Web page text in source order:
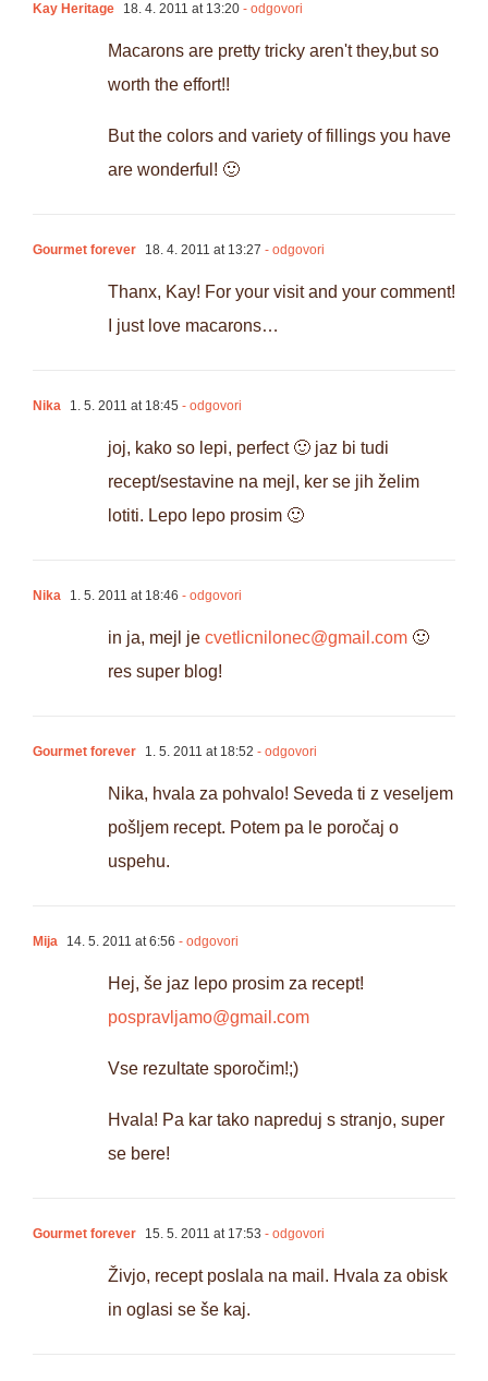
Kay Heritage 18. 4. 2011 at 13:20 - odgovori
Macarons are pretty tricky aren't they,but so
worth the effort!!
But the colors and variety of fillings you have
are wonderful! 🙂
Gourmet forever 18. 4. 2011 at 13:27 - odgovori
Thanx, Kay! For your visit and your comment!
I just love macarons…
Nika 1. 5. 2011 at 18:45 - odgovori
joj, kako so lepi, perfect 🙂 jaz bi tudi
recept/sestavine na mejl, ker se jih želim
lotiti. Lepo lepo prosim 🙂
Nika 1. 5. 2011 at 18:46 - odgovori
in ja, mejl je cvetlicnilonec@gmail.com 🙂
res super blog!
Gourmet forever 1. 5. 2011 at 18:52 - odgovori
Nika, hvala za pohvalo! Seveda ti z veseljem
pošljem recept. Potem pa le poročaj o
uspehu.
Mija 14. 5. 2011 at 6:56 - odgovori
Hej, še jaz lepo prosim za recept!
pospravljamo@gmail.com
Vse rezultate sporočim!;)
Hvala! Pa kar tako napreduj s stranjo, super
se bere!
Gourmet forever 15. 5. 2011 at 17:53 - odgovori
Živjo, recept poslala na mail. Hvala za obisk
in oglasi se še kaj.